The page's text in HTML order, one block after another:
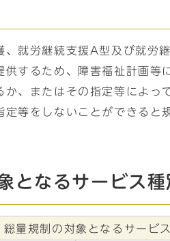
就労継続支援A型及び就労
するため、障害福祉計画
、またはその指定等によ
等をしないことができると
となるサービス
総量規制の対象となるサービ